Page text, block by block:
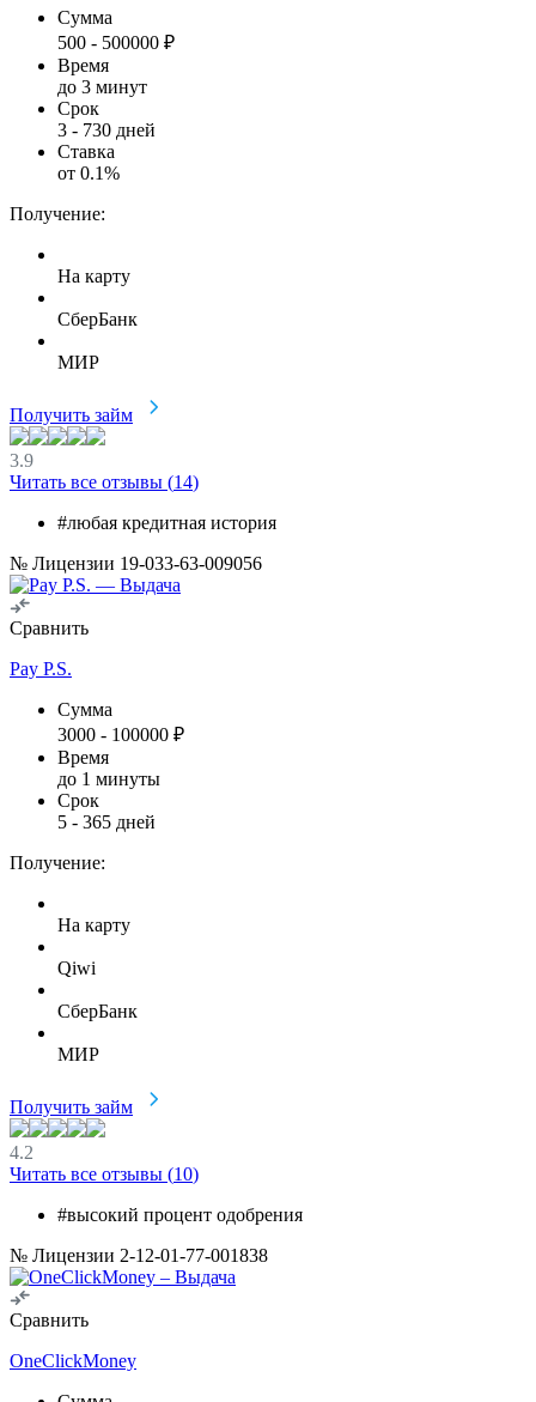
Сумма
500 - 500000 ₽
Время
до 3 минут
Срок
3 - 730 дней
Ставка
от 0.1%
Получение:
На карту
СберБанк
МИР
Получить займ
3.9
Читать все отзывы (14)
#любая кредитная история
№ Лицензии 19-033-63-009056
Сравнить
Pay P.S.
Сумма
3000 - 100000 ₽
Время
до 1 минуты
Срок
5 - 365 дней
Получение:
На карту
Qiwi
СберБанк
МИР
Получить займ
4.2
Читать все отзывы (10)
#высокий процент одобрения
№ Лицензии 2-12-01-77-001838
Сравнить
OneClickMoney